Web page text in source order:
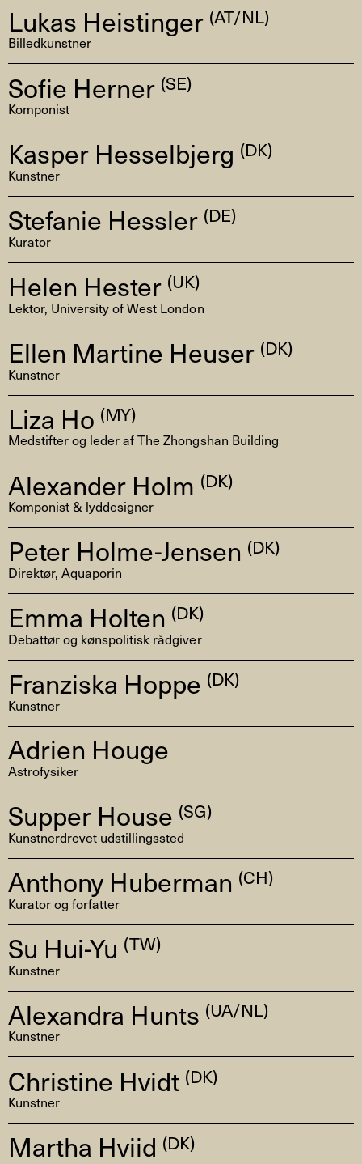
Lukas Heistinger (AT/NL)
Billedkunstner
Sofie Herner (SE)
Komponist
Kasper Hesselbjerg (DK)
Kunstner
Stefanie Hessler (DE)
Kurator
Helen Hester (UK)
Lektor, University of West London
Ellen Martine Heuser (DK)
Kunstner
Liza Ho (MY)
Medstifter og leder af The Zhongshan Building
Alexander Holm (DK)
Komponist & lyddesigner
Peter Holme-Jensen (DK)
Direktør, Aquaporin
Emma Holten (DK)
Debattør og kønspolitisk rådgiver
Franziska Hoppe (DK)
Kunstner
Adrien Houge
Astrofysiker
Supper House (SG)
Kunstnerdrevet udstillingssted
Anthony Huberman (CH)
Kurator og forfatter
Su Hui-Yu (TW)
Kunstner
Alexandra Hunts (UA/NL)
Kunstner
Christine Hvidt (DK)
Kunstner
Martha Hviid (DK)